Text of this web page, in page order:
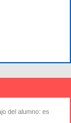
del alumno: es